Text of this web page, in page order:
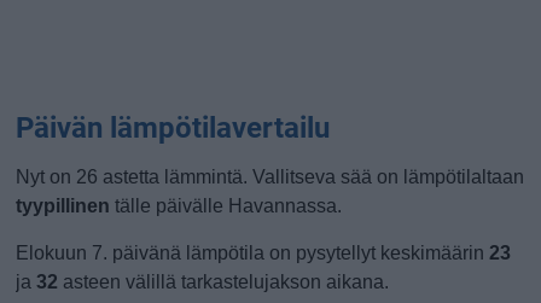
Päivän lämpötilavertailu
Nyt on 26 astetta lämmintä. Vallitseva sää on lämpötilaltaan
tyypillinen tälle päivälle Havannassa.
Elokuun 7. päivänä lämpötila on pysytellyt keskimäärin23
ja32 asteen välillä tarkastelujakson aikana.